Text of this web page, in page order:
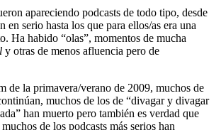
apareciendo podcasts de todo tipo, desde
en serio hasta los que para ellos/as era una
Ha habido “olas”, momentos de mucha
y otras de menos afluencia pero de
de la primavera/verano de 2009, muchos de
muchos de los de “divagar y divagar
han muerto pero también es verdad que
de los podcasts más serios han